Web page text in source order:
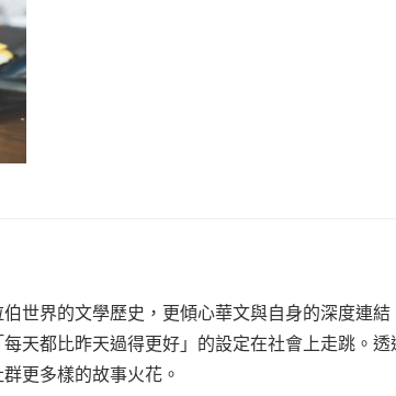
世界的文學歷史，更傾心華文與自身的深度連
天都比昨天過得更好」的設定在社會上走跳。
更多樣的故事火花。